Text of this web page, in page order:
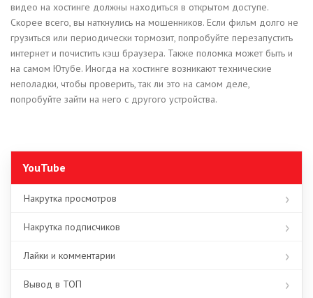
видео на хостинге должны находиться в открытом доступе.
Скорее всего, вы наткнулись на мошенников. Если фильм долго не
грузиться или периодически тормозит, попробуйте перезапустить
интернет и почистить кэш браузера. Также поломка может быть и
на самом Ютубе. Иногда на хостинге возникают технические
неполадки, чтобы проверить, так ли это на самом деле,
попробуйте зайти на него с другого устройства.
YouTube
Накрутка просмотров
Накрутка подписчиков
Лайки и комментарии
Вывод в ТОП